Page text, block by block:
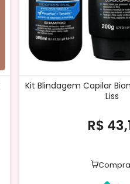
Kit Blindagem Capilar
Liss
R$